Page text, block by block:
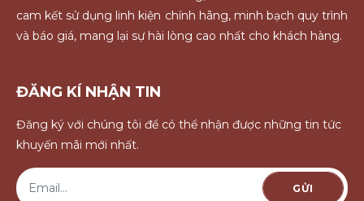
cam kết sử dụng linh kiện chính hãng, minh bạch quy trình
và báo giá, mang lại sự hài lòng cao nhất cho khách hàng.
ĐĂNG KÍ NHẬN TIN
Đăng ký với chúng tôi để có thể nhận được những tin tức
khuyến mãi mới nhất.
GỬI